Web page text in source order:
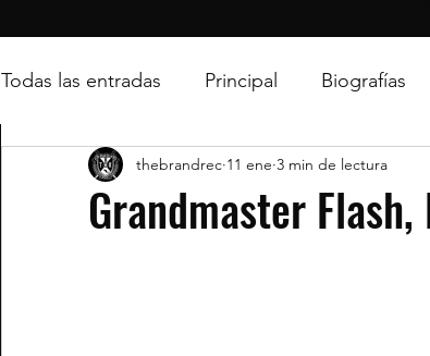
Todas las entradas Principal Biografías
Grandmaster Flash,
thebrandrec 11 ene 3 min de lectura